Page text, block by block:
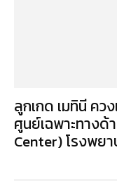
ลูกเกด เมทินี คว
ศูนย์เฉพาะทาง
Center) โรงพย